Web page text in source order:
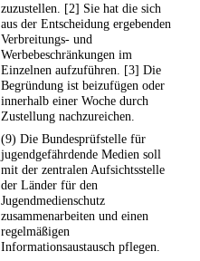
zuzustellen. [2] Sie hat die sich
aus der Entscheidung ergebenden
Verbreitungs- und
Werbebeschränkungen im
Einzelnen aufzuführen. [3] Die
Begründung ist beizufügen oder
innerhalb einer Woche durch
Zustellung nachzureichen.
(9) Die Bundesprüfstelle für
jugendgefährdende Medien soll
mit der zentralen Aufsichtsstelle
der Länder für den
Jugendmedienschutz
zusammenarbeiten und einen
regelmäßigen
Informationsaustausch pflegen.